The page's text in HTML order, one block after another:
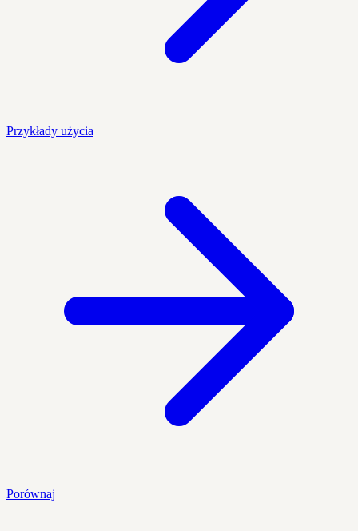
Przykłady użycia
Porównaj